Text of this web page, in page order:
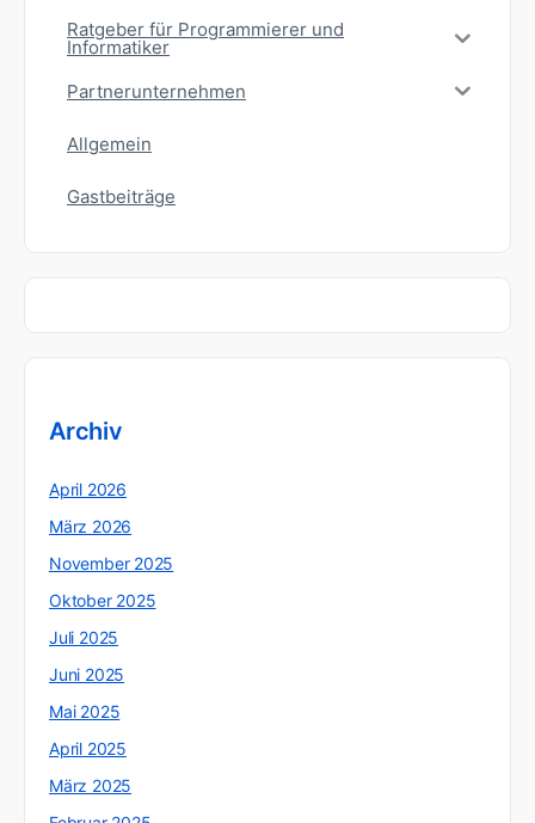
Ratgeber für Programmierer und
Informatiker
Partnerunternehmen
Allgemein
Gastbeiträge
Archiv
April 2026
März 2026
November 2025
Oktober 2025
Juli 2025
Juni 2025
Mai 2025
April 2025
März 2025